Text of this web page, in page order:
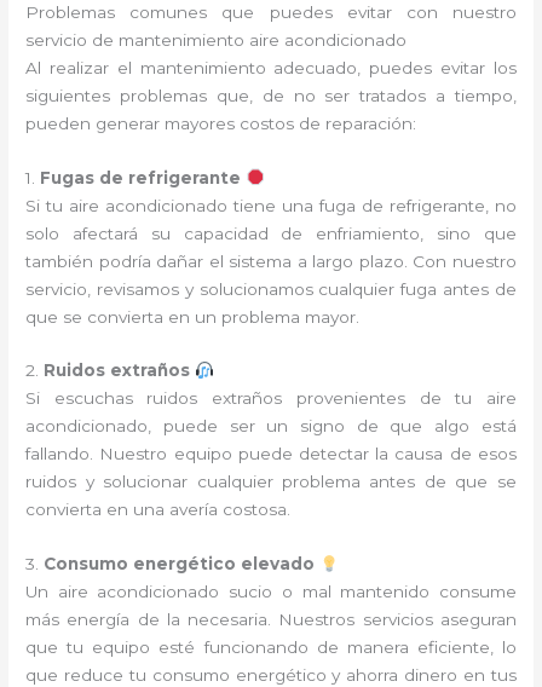
Problemas comunes que puedes evitar con nuestro
servicio de mantenimiento aire acondicionado
Al realizar el mantenimiento adecuado, puedes evitar los
siguientes problemas que, de no ser tratados a tiempo,
pueden generar mayores costos de reparación:
1. Fugas de refrigerante
Si tu aire acondicionado tiene una fuga de refrigerante, no
solo afectará su capacidad de enfriamiento, sino que
también podría dañar el sistema a largo plazo. Con nuestro
servicio, revisamos y solucionamos cualquier fuga antes de
que se convierta en un problema mayor.
2. Ruidos extraños
Si escuchas ruidos extraños provenientes de tu aire
acondicionado, puede ser un signo de que algo está
fallando. Nuestro equipo puede detectar la causa de esos
ruidos y solucionar cualquier problema antes de que se
convierta en una avería costosa.
3. Consumo energético elevado
Un aire acondicionado sucio o mal mantenido consume
más energía de la necesaria. Nuestros servicios aseguran
que tu equipo esté funcionando de manera eficiente, lo
que reduce tu consumo energético y ahorra dinero en tus